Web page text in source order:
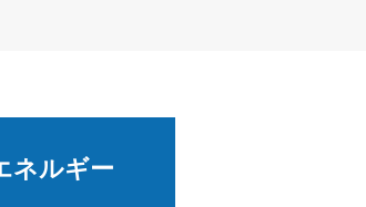
ネルギー